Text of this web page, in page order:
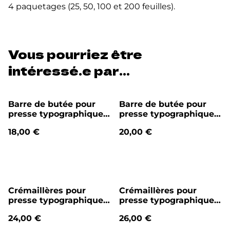
4 paquetages (25, 50, 100 et 200 feuilles).
Vous pourriez être
intéressé.e par...
Barre de butée pour
presse typographique
18,00 €
Barre de butée pour
presse typographique
20,00 €
Crémaillères pour
presse typographique
24,00 €
Crémaillères pour
presse typographique
26,00 €